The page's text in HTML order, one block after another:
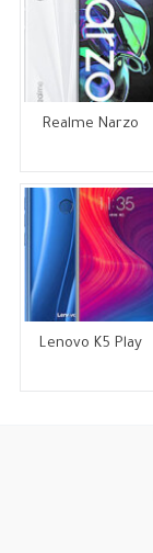
Realme Narzo
Lenovo K5 Play